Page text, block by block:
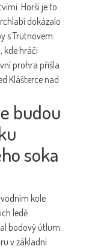
Horší je to
dokázalo
s Trutnovem.
kde hráči
prohra přišla
Klášterce nad
budou
soka
kole
ledě
bodový útlum.
v základní